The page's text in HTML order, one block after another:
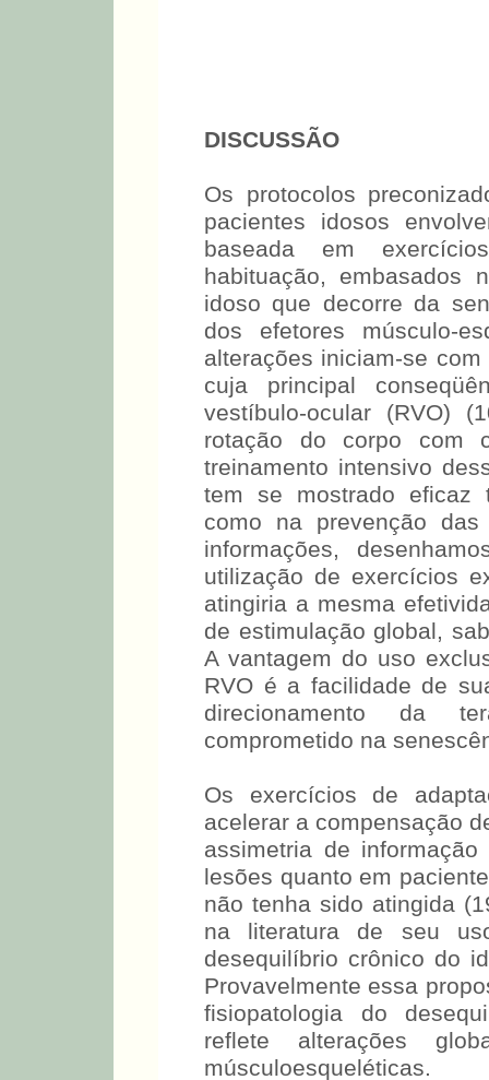
DISCUSSÃO
Os protocolos
pacientes idosos
baseada em
habituação, embasados
idoso que decorre da
dos efetores músculo-
alterações iniciam-se
cuja principal
vestíbulo-ocular (RVO)
rotação do corpo com
treinamento intensivo
tem se mostrado eficaz
como na prevenção
informações,
utilização de exercícios
atingiria a mesma
de estimulação global,
A vantagem do uso
RVO é a facilidade de
direcionamento da
comprometido na
Os exercícios de
acelerar a compensação
assimetria de
lesões quanto em
não tenha sido atingida
na literatura de seu
desequilíbrio crônico do
Provavelmente essa
fisiopatologia do
reflete alterações
músculoesqueléticas.